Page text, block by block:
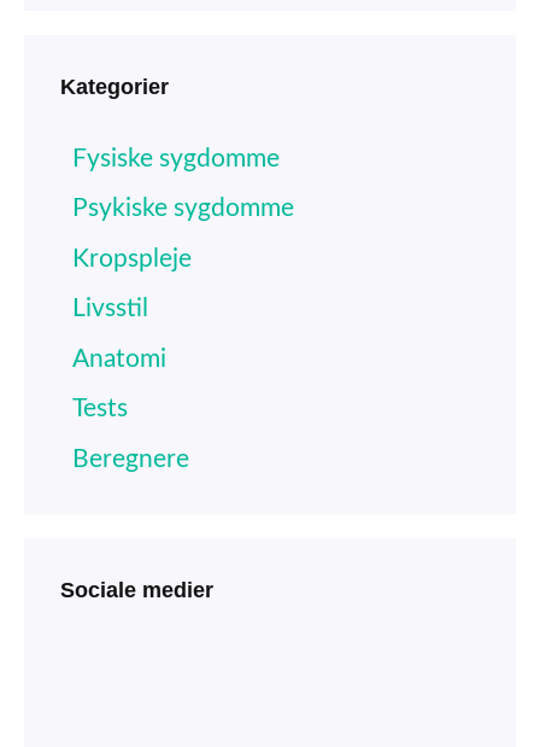
Kategorier
Fysiske sygdomme
Psykiske sygdomme
Kropspleje
Livsstil
Anatomi
Tests
Beregnere
Sociale medier